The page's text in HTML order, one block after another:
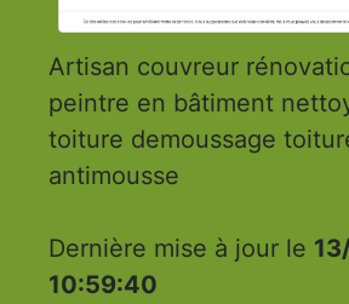
Artisan couvreur
peintre en bâtiment nettoyage de
toiture demoussage
antimousse
Dernière mise à jour le
10:59:40